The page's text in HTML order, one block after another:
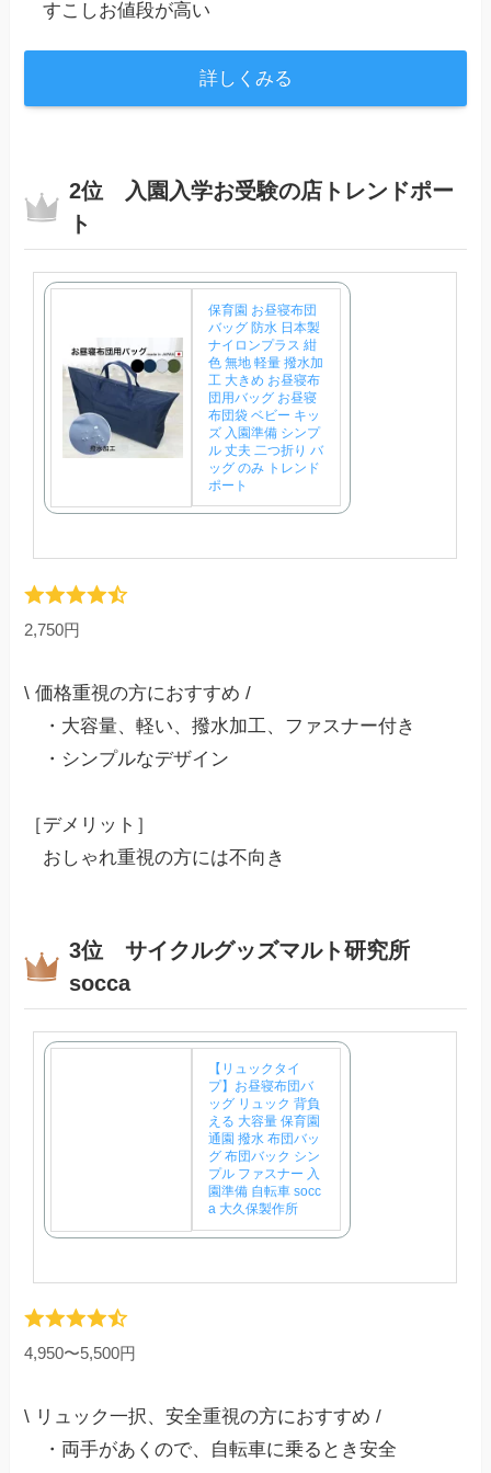
すこしお値段が高い
詳しくみる
2位 入園入学お受験の店トレンドポー
ト
保育園 お昼寝布団
バッグ 防水 日本製
ナイロンプラス 紺
色 無地 軽量 撥水加
工 大きめ お昼寝布
団用バッグ お昼寝
布団袋 ベビー キッ
ズ 入園準備 シンプ
ル 丈夫 二つ折り バ
ッグ のみ トレンド
ポート
2,750円
\ 価格重視の方におすすめ /
・大容量、軽い、撥水加工、ファスナー付き
・シンプルなデザイン
［デメリット］
おしゃれ重視の方には不向き
3位 サイクルグッズマルト研究所
socca
【リュックタイ
プ】お昼寝布団バ
ッグ リュック 背負
える 大容量 保育園
通園 撥水 布団バッ
グ 布団バック シン
プル ファスナー 入
園準備 自転車 socc
a 大久保製作所
4,950〜5,500円
\ リュック一択、安全重視の方におすすめ /
・両手があくので、自転車に乗るとき安全